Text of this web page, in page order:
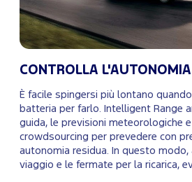
CONTROLLA L'AUTONOMIA
È facile spingersi più lontano
batteria per farlo. Intelligent Range
guida, le previsioni meteorologiche
crowdsourcing per prevedere con
autonomia residua. In questo modo,
viaggio e le fermate per la ricarica,